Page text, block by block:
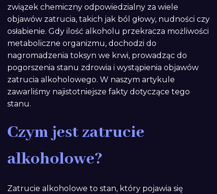
związek chemiczny odpowiedzialny za wiele
objawów zatrucia, takich jak ból głowy, nudności czy
osłabienie. Gdy ilość alkoholu przekracza możliwości
metaboliczne organizmu, dochodzi do
nagromadzenia toksyn we krwi, prowadząc do
pogorszenia stanu zdrowia i wystąpienia objawów
zatrucia alkoholowego. W naszym artykule
zawarliśmy najistotniejsze fakty dotyczące tego
stanu.
Czym jest zatrucie
alkoholowe?
Zatrucie alkoholowe to stan, który pojawia się